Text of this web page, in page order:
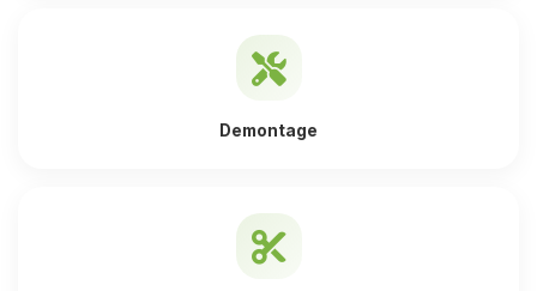
Demontage